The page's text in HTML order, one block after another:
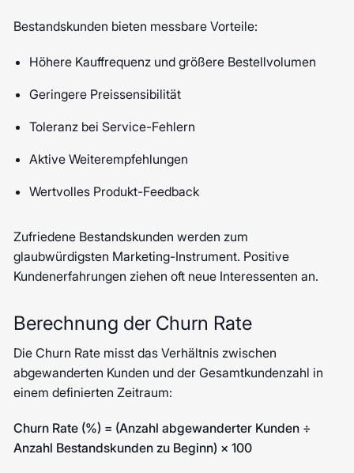
Bestandskunden bieten messbare Vorteile:
Höhere Kauffrequenz und größere Bestellvolumen
Geringere Preissensibilität
Toleranz bei Service-Fehlern
Aktive Weiterempfehlungen
Wertvolles Produkt-Feedback
Zufriedene Bestandskunden werden zum
glaubwürdigsten Marketing-Instrument. Positive
Kundenerfahrungen ziehen oft neue Interessenten an.
Berechnung der Churn Rate
Die Churn Rate misst das Verhältnis zwischen
abgewanderten Kunden und der Gesamtkundenzahl in
einem definierten Zeitraum:
Churn Rate (%) = (Anzahl abgewanderter Kunden ÷
Anzahl Bestandskunden zu Beginn) × 100